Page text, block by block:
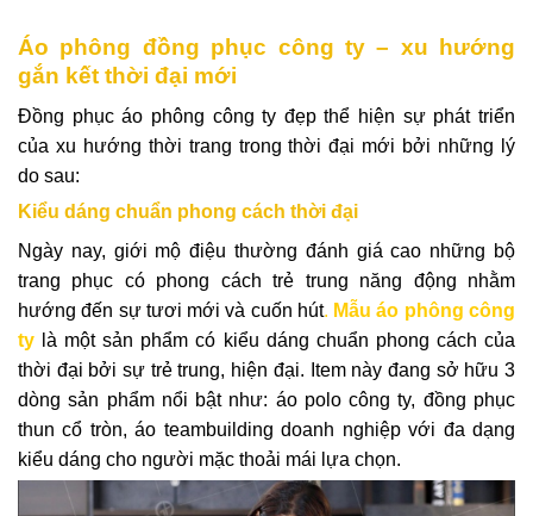
Áo phông đồng phục công ty – xu hướng
gắn kết thời đại mới
Đồng phục áo phông công ty đẹp thể hiện sự phát triển
của xu hướng thời trang trong thời đại mới bởi những lý
do sau:
Kiểu dáng chuẩn phong cách thời đại
Ngày nay, giới mộ điệu thường đánh giá cao những bộ
trang phục có phong cách trẻ trung năng động nhằm
hướng đến sự tươi mới và cuốn hút. Mẫu áo phông công
ty là một sản phẩm có kiểu dáng chuẩn phong cách của
thời đại bởi sự trẻ trung, hiện đại. Item này đang sở hữu 3
dòng sản phẩm nổi bật như: áo polo công ty, đồng phục
thun cổ tròn, áo teambuilding doanh nghiệp với đa dạng
kiểu dáng cho người mặc thoải mái lựa chọn.